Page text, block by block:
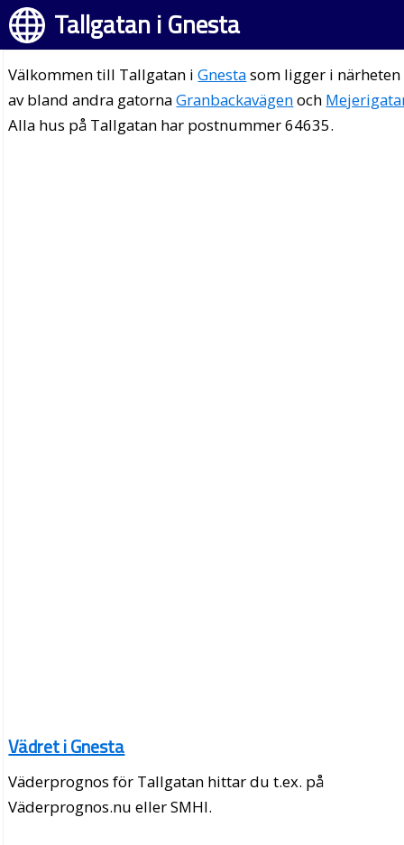
Tallgatan i Gnesta
Välkommen till Tallgatan iGnestasom ligger i närheten
av bland andra gatornaGranbackavägenoch
Alla hus på Tallgatan har postnummer 64635.
Vädret i Gnesta
Väderprognos för Tallgatan hittar du t.ex. på
Väderprognos.nu eller SMHI.